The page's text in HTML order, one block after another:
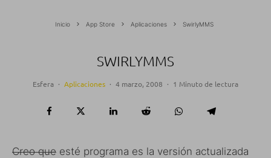
Inicio App Store Aplicaciones SwirlyMMS
SWIRLYMMS
Esfera · Aplicaciones · 4 marzo, 2008 · 1 Minuto de lectura
Creo que esté programa es la versión actualizada